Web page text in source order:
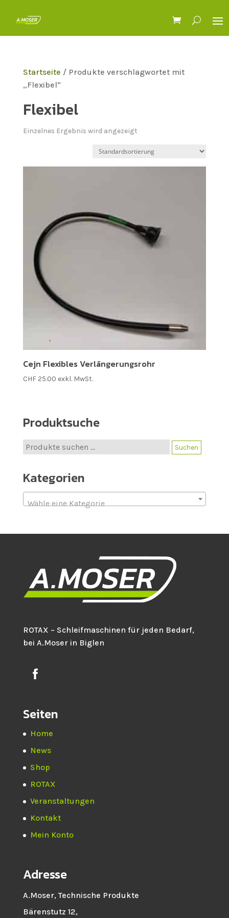
Startseite / Produkte verschlagwortet mit
„Flexibel“
Flexibel
Einzelnes Ergebnis wird angezeigt
Cejn Flexibles Verlängerungsrohr
CHF25.00 exkl. MwSt.
Produktsuche
Suche
nach:
Suchen
Kategorien
Wähle eine Kategorie
ROTAX – Schleifmaschinen für jeden Bedarf,
bei A.Moser in Biglen
Seiten
Home
News
Shop
ROTAX
Veranstaltungen
Kontakt
Mein Konto
Adresse
A.Moser, Technische Produkte
Bärenstutz 12,